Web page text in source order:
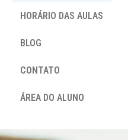
HORÁRIO DAS AULAS
BLOG
CONTATO
ÁREA DO ALUNO